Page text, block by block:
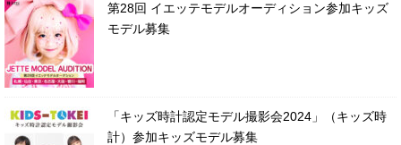
第28回 イエッテモデルオーディション参加キッズ
モデル募集
「キッズ時計認定モデル撮影会2024」（キッズ時
計）参加キッズモデル募集